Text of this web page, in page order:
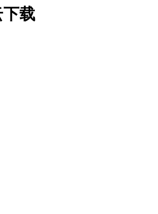
下载